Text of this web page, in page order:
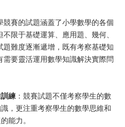
競賽的試題涵蓋了小學數學的各個
限于基礎運算、應用題、幾何、
題難度逐漸遞增，既有考察基礎知
需要靈活運用數學知識解決實際問
練 ：競賽試題不僅考察學生的數
，更注重考察學生的數學思維和
能力。